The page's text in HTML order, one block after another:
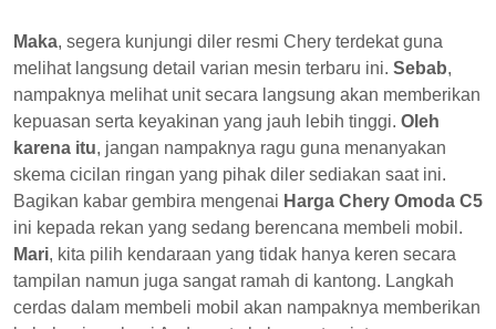
Maka, segera kunjungi diler resmi Chery terdekat guna
melihat langsung detail varian mesin terbaru ini. Sebab,
nampaknya melihat unit secara langsung akan memberikan
kepuasan serta keyakinan yang jauh lebih tinggi. Oleh
karena itu, jangan nampaknya ragu guna menanyakan
skema cicilan ringan yang pihak diler sediakan saat ini.
Bagikan kabar gembira mengenai Harga Chery Omoda C5
ini kepada rekan yang sedang berencana membeli mobil.
Mari, kita pilih kendaraan yang tidak hanya keren secara
tampilan namun juga sangat ramah di kantong. Langkah
cerdas dalam membeli mobil akan nampaknya memberikan